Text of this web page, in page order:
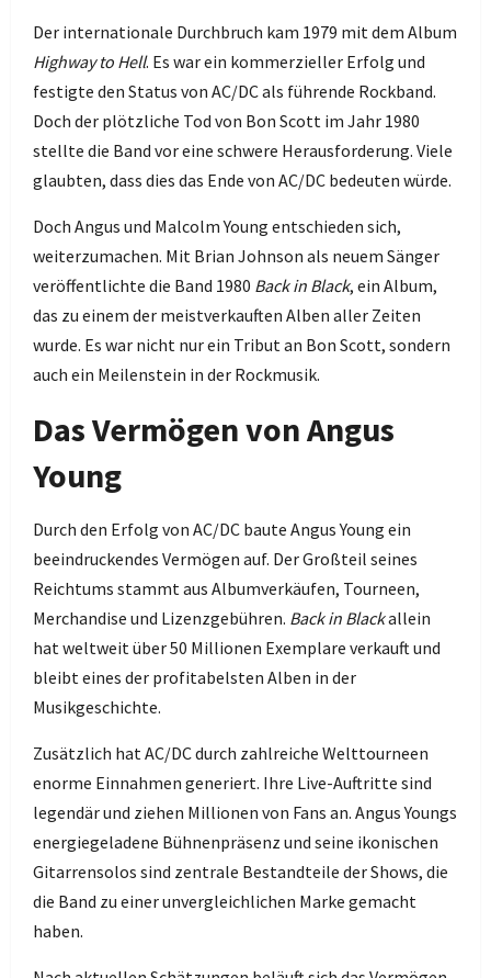
Der internationale Durchbruch kam 1979 mit dem Album
Highway to Hell. Es war ein kommerzieller Erfolg und
festigte den Status von AC/DC als führende Rockband.
Doch der plötzliche Tod von Bon Scott im Jahr 1980
stellte die Band vor eine schwere Herausforderung. Viele
glaubten, dass dies das Ende von AC/DC bedeuten würde.
Doch Angus und Malcolm Young entschieden sich,
weiterzumachen. Mit Brian Johnson als neuem Sänger
veröffentlichte die Band 1980 Back in Black, ein Album,
das zu einem der meistverkauften Alben aller Zeiten
wurde. Es war nicht nur ein Tribut an Bon Scott, sondern
auch ein Meilenstein in der Rockmusik.
Das Vermögen von Angus
Young
Durch den Erfolg von AC/DC baute Angus Young ein
beeindruckendes Vermögen auf. Der Großteil seines
Reichtums stammt aus Albumverkäufen, Tourneen,
Merchandise und Lizenzgebühren. Back in Blackallein
hat weltweit über 50 Millionen Exemplare verkauft und
bleibt eines der profitabelsten Alben in der
Musikgeschichte.
Zusätzlich hat AC/DC durch zahlreiche Welttourneen
enorme Einnahmen generiert. Ihre Live-Auftritte sind
legendär und ziehen Millionen von Fans an. Angus Youngs
energiegeladene Bühnenpräsenz und seine ikonischen
Gitarrensolos sind zentrale Bestandteile der Shows, die
die Band zu einer unvergleichlichen Marke gemacht
haben.